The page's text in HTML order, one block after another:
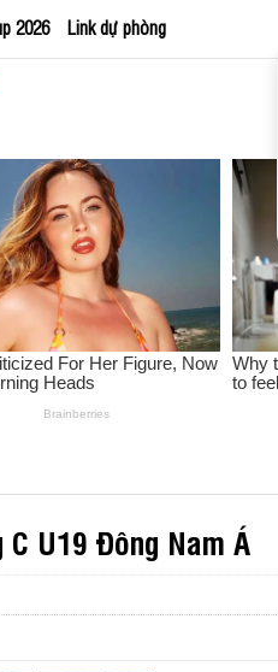
2026 Link dự phòng
U19 Đông Nam Á